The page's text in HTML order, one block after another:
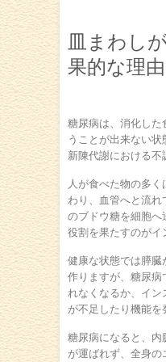
皿まわし
果的な理由
糖尿病は、消化し
うことが出来ない状
新陳代謝における不
人が食べた物の多
わり、血管へと流
のブドウ糖を細胞
役割を果たすのがイ
健康な状態では膵
作りますが、糖尿
れなくなるか、イ
が不足したり機能を
糖尿病になると、
が運ばれず、全身の